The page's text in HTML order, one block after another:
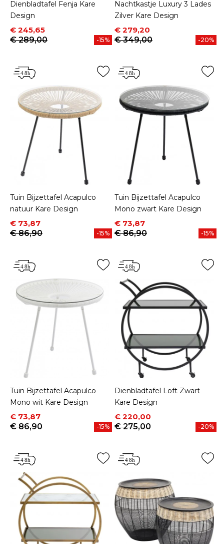
Dienbladtafel Fenja Kare
Design
Prijs
€ 245,65
Normale prijs
€ 289,00
-15%
Nachtkastje Luxury 3 Lades
Zilver Kare Design
Prijs
€ 279,20
Normale prijs
€ 349,00
-20%
Tuin Bijzettafel Acapulco
natuur Kare Design
Prijs
€ 73,87
Normale prijs
€ 86,90
-15%
Tuin Bijzettafel Acapulco
Mono zwart Kare Design
Prijs
€ 73,87
Normale prijs
€ 86,90
-15%
Tuin Bijzettafel Acapulco
Mono wit Kare Design
Prijs
€ 73,87
Normale prijs
€ 86,90
-15%
Dienbladtafel Loft Zwart
Kare Design
Prijs
€ 220,00
Normale prijs
€ 275,00
-20%